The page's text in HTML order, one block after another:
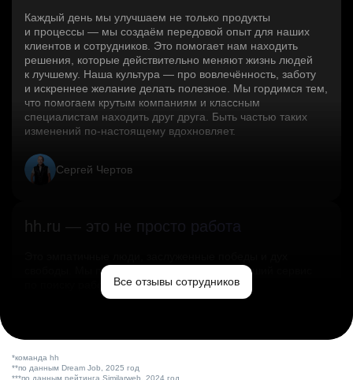
Каждый день мы улучшаем не только продукты
и процессы — мы создаём передовой опыт для наших
клиентов и сотрудников. Это помогает нам находить
решения, которые действительно меняют жизнь людей
к лучшему. Наша культура — про вовлечённость, заботу
и искреннее желание делать полезное. Мы гордимся тем,
что помогаем крутым компаниям и классным
специалистам находить друг друга. Быть частью таких
изменений по‑настоящему вдохновляет.
Сергей Чертов
hh.ru — это не просто работа
свободы. Мы помогаем миру и создаём лучший сервис
по поиску работы в стране.Все отзывы сотрудников
*команда hh
**по данным Dream Job, 2025 год
***по данным рейтинга Similarweb, 2024 год